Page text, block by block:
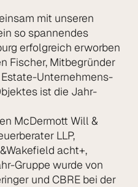
mit unseren
so spannendes
erfolgreich erworben
Fischer, Mitbegründer
Estate-Unternehmens­
ist die Jahr-
McDermott Will &
LLP,
acht+,
Gruppe wurde von
und CBRE bei der